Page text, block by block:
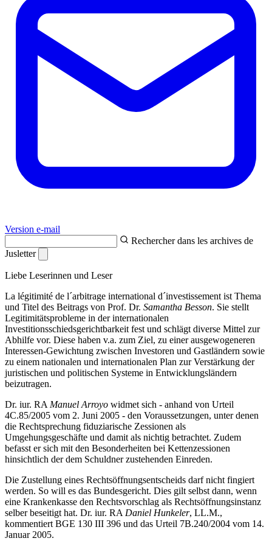
Version e-mail
Rechercher dans les archives de
Jusletter
Liebe Leserinnen und Leser
La légitimité de l´arbitrage international d´investissement ist Thema
und Titel des Beitrags von Prof. Dr. Samantha Besson. Sie stellt
Legitimitätsprobleme in der internationalen
Investitionsschiedsgerichtbarkeit fest und schlägt diverse Mittel zur
Abhilfe vor. Diese haben v.a. zum Ziel, zu einer ausgewogeneren
Interessen-Gewichtung zwischen Investoren und Gastländern sowie
zu einem nationalen und internationalen Plan zur Verstärkung der
juristischen und politischen Systeme in Entwicklungsländern
beizutragen.
Dr. iur. RA Manuel Arroyo widmet sich - anhand von Urteil
4C.85/2005 vom 2. Juni 2005 - den Voraussetzungen, unter denen
die Rechtsprechung fiduziarische Zessionen als
Umgehungsgeschäfte und damit als nichtig betrachtet. Zudem
befasst er sich mit den Besonderheiten bei Kettenzessionen
hinsichtlich der dem Schuldner zustehenden Einreden.
Die Zustellung eines Rechtsöffnungsentscheids darf nicht fingiert
werden. So will es das Bundesgericht. Dies gilt selbst dann, wenn
eine Krankenkasse den Rechtsvorschlag als Rechtsöffnungsinstanz
selber beseitigt hat. Dr. iur. RA Daniel Hunkeler, LL.M.,
kommentiert BGE 130 III 396 und das Urteil 7B.240/2004 vom 14.
Januar 2005.